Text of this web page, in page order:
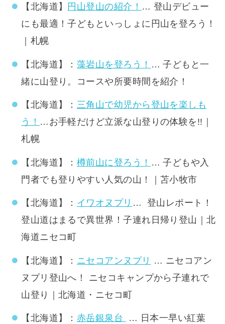
【北海道】 円山登山の紹介！ … 登山デビュー
にも最適！子どもといっしょに円山を登ろう！
｜札幌
【北海道】： 藻岩山を登ろう！ … 子どもと一
緒に山登り。コースや所要時間を紹介！
【北海道】： 三角山で幼児から登山を楽しも
う！ …お手軽だけど立派な山登りの体験を!!｜
札幌
【北海道】： 樽前山に登ろう！ … 子どもや入
門者でも登りやすい人気の山！｜苫小牧市
【北海道】： イワオヌプリ … 登山レポート！
登山道はまるで異世界！子連れ日帰り登山｜北
海道ニセコ町
【北海道】： ニセコアンヌプリ … ニセコアン
ヌプリ登山へ！ ニセコキャンプから子連れで
山登り｜北海道・ニセコ町
【北海道】： 赤岳銀泉台
… 日本一早い紅葉